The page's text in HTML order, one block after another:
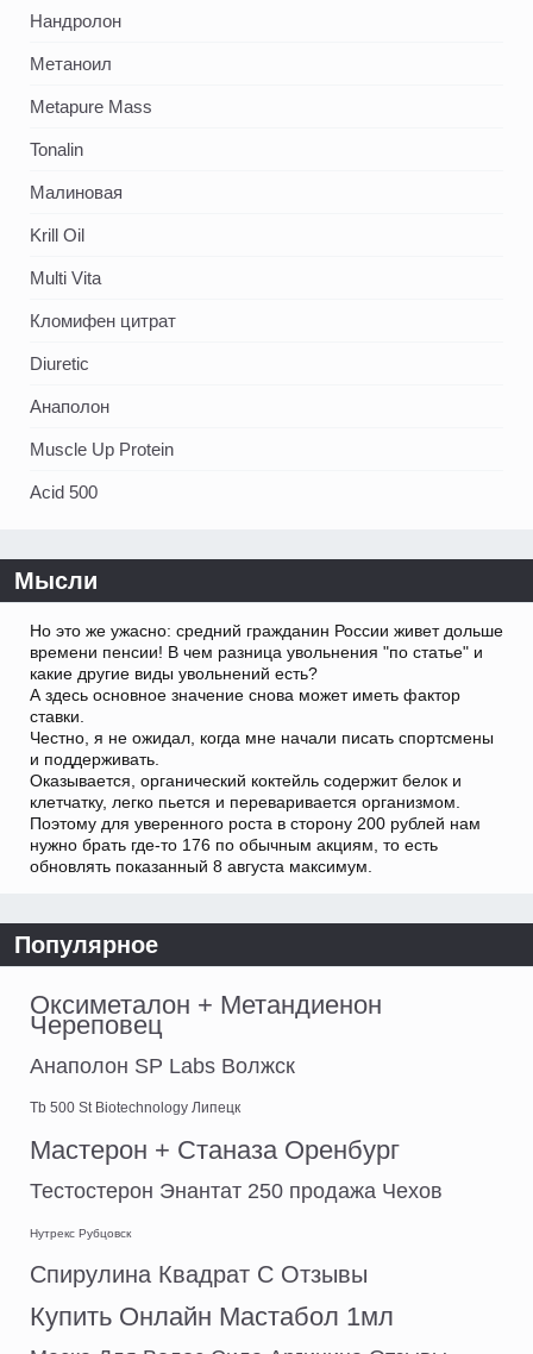
Нандролон
Метаноил
Metapure Mass
Tonalin
Малиновая
Krill Oil
Multi Vita
Кломифен цитрат
Diuretic
Анаполон
Muscle Up Protein
Acid 500
Мысли
Но это же ужасно: средний гражданин России живет дольше
времени пенсии! В чем разница увольнения "по статье" и
какие другие виды увольнений есть?
А здесь основное значение снова может иметь фактор
ставки.
Честно, я не ожидал, когда мне начали писать спортсмены
и поддерживать.
Оказывается, органический коктейль содержит белок и
клетчатку, легко пьется и переваривается организмом.
Поэтому для уверенного роста в сторону 200 рублей нам
нужно брать где-то 176 по обычным акциям, то есть
обновлять показанный 8 августа максимум.
Популярное
Оксиметалон + Метандиенон
Череповец
Анаполон SP Labs Волжск
Tb 500 St Biotechnology Липецк
Мастерон + Станаза Оренбург
Тестостерон Энантат 250 продажа Чехов
Нутрекс Рубцовск
Спирулина Квадрат С Отзывы
Купить Онлайн Мастабол 1мл